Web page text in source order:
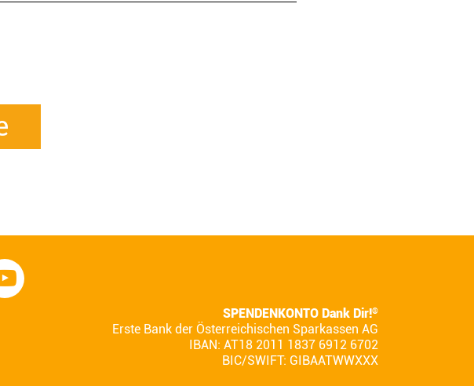
SPENDENKONTO Dank Dir!®
Erste Bank der Österreichischen Sparkassen AG
IBAN: AT18 2011 1837 6912 6702
BIC/SWIFT: GIBAATWWXXX